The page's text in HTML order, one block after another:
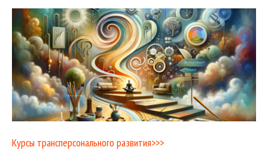
Курсы трансперсонального развития>>>